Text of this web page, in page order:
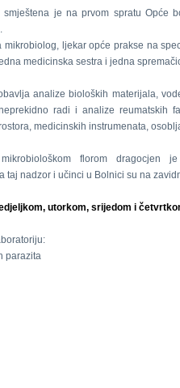
je na prvom spratu Opće
mikrobiolog, ljekar opće prakse na
medicinska sestra i jedna
analize bioloških materijala,
radi i analize reumatskih
medicinskih instrumenata,
florom dragocjen
taj nadzor i učinci u Bolnici su na
utorkom, srijedom i
parazita